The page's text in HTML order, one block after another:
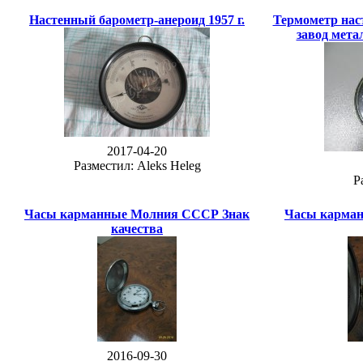
Настенный барометр-анероид 1957 г.
2017-04-20
Разместил: Aleks Heleg
Термометр
завод
Часы карманные Молния СССР Знак
качества
2016-09-30
Часы